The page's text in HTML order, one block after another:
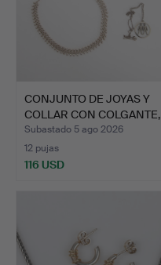
CONJUNTO DE JOYAS Y
COLLAR CON COLGANTE,
p…
Subastado 5 ago 2026
12 pujas
116 USD